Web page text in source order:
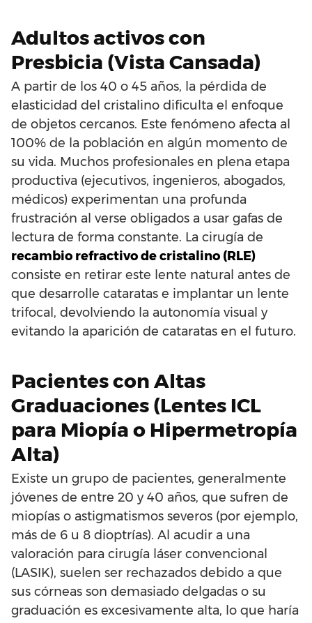
Adultos activos con
Presbicia (Vista Cansada)
A partir de los 40 o 45 años, la pérdida de
elasticidad del cristalino dificulta el enfoque
de objetos cercanos. Este fenómeno afecta al
100% de la población en algún momento de
su vida. Muchos profesionales en plena etapa
productiva (ejecutivos, ingenieros, abogados,
médicos) experimentan una profunda
frustración al verse obligados a usar gafas de
lectura de forma constante. La cirugía de
recambio refractivo de cristalino (RLE)
consiste en retirar este lente natural antes de
que desarrolle cataratas e implantar un lente
trifocal, devolviendo la autonomía visual y
evitando la aparición de cataratas en el futuro.
Pacientes con Altas
Graduaciones (Lentes ICL
para Miopía o Hipermetropía
Alta)
Existe un grupo de pacientes, generalmente
jóvenes de entre 20 y 40 años, que sufren de
miopías o astigmatismos severos (por ejemplo,
más de 6 u 8 dioptrías). Al acudir a una
valoración para cirugía láser convencional
(LASIK), suelen ser rechazados debido a que
sus córneas son demasiado delgadas o su
graduación es excesivamente alta, lo que haría